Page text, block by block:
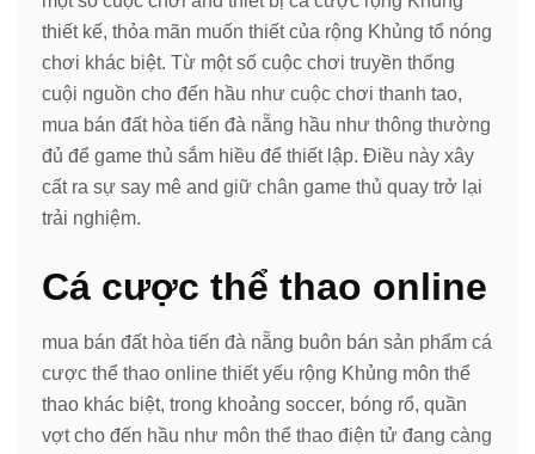
thiết kế, thỏa mãn muốn thiết của rộng Khủng tổ nóng
chơi khác biệt. Từ một số cuộc chơi truyền thống
cuội nguồn cho đến hầu như cuộc chơi thanh tao,
mua bán đất hòa tiến đà nẵng hầu như thông thường
đủ để game thủ sắm hiều để thiết lập. Điều này xây
cất ra sự say mê and giữ chân game thủ quay trở lại
trải nghiệm.
Cá cược thể thao online
mua bán đất hòa tiến đà nẵng buôn bán sản phẩm cá
cược thể thao online thiết yếu rộng Khủng môn thể
thao khác biệt, trong khoảng soccer, bóng rổ, quần
vợt cho đến hầu như môn thể thao điện tử đang càng